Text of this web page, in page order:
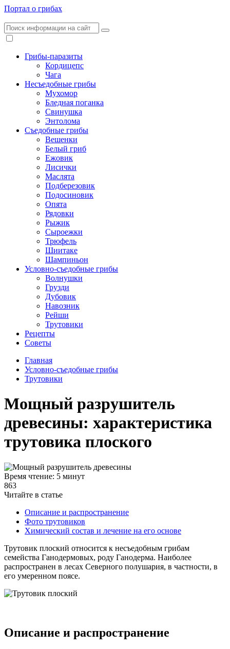
Портал о грибах
Грибы-паразиты
Кордицепс
Чага
Несъедобные грибы
Мухомор
Бледная поганка
Свинушка
Энтолома
Съедобные грибы
Вешенки
Белый гриб
Ежовик
Лисички
Маслята
Подберезовик
Подосиновик
Опята
Рядовки
Рыжик
Сыроежки
Трюфель
Шиитаке
Шампиньон
Условно-съедобные грибы
Волнушки
Грузди
Дубовик
Навозник
Рейши
Трутовики
Рецепты
Советы
Главная
Условно-съедобные грибы
Трутовики
Мощный разрушитель
древесины: характеристика
трутовика плоского
Время чтение: 5 минут
863
Читайте в статье
Описание и распространение
Фото трутовиков
Химический состав и лечение на его основе
Трутовик плоский относится к несъедобным грибам
семейства Ганодермовых, роду Ганодерма. Наиболее
распространен в лесах Северного полушария, в частности, в
его умеренном поясе.
Описание и распространение